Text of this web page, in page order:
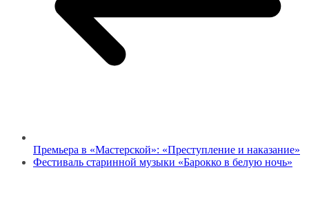
Премьера в «Мастерской»: «Преступление и наказание»
Фестиваль старинной музыки «Барокко в белую ночь»